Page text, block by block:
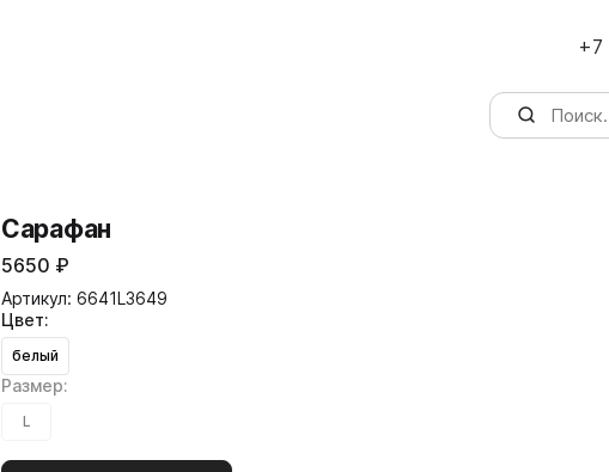
+7
Сарафан
5650 ₽
Артикул: 6641L3649
Цвет:
белый
Размер:
L